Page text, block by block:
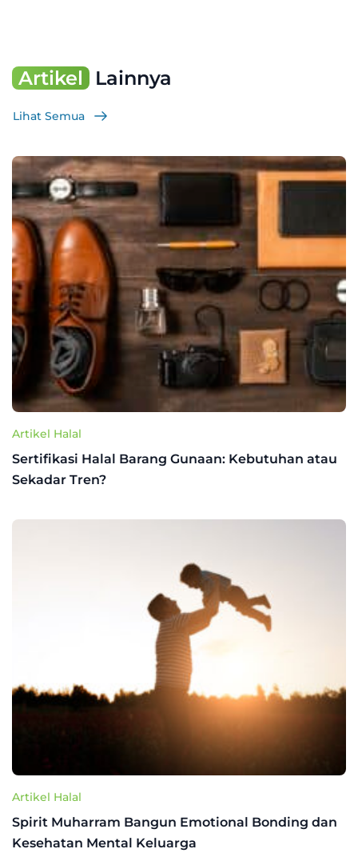
Artikel Lainnya
Lihat Semua
Artikel Halal
Sertifikasi Halal Barang Gunaan: Kebutuhan atau
Sekadar Tren?
Artikel Halal
Spirit Muharram Bangun Emotional Bonding dan
Kesehatan Mental Keluarga